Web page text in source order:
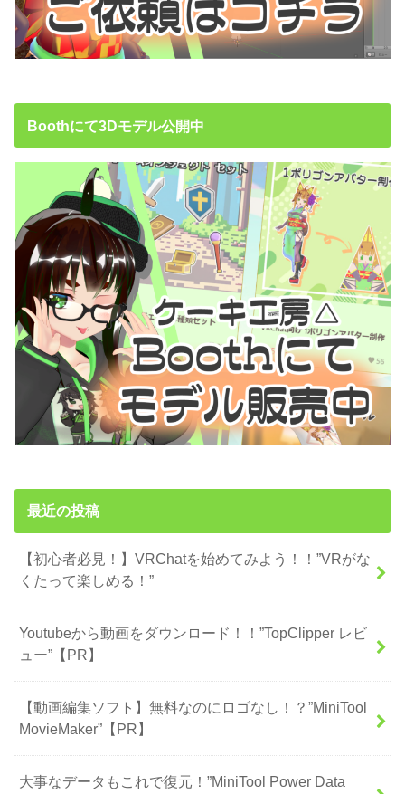
Boothにて3Dモデル公開中
最近の投稿
【初心者必見！】VRChatを始めてみよう！！”VRがな
くたって楽しめる！”
Youtubeから動画をダウンロード！！”TopClipper レビ
ュー”【PR】
【動画編集ソフト】無料なのにロゴなし！？”MiniTool
MovieMaker”【PR】
大事なデータもこれで復元！”MiniTool Power Data